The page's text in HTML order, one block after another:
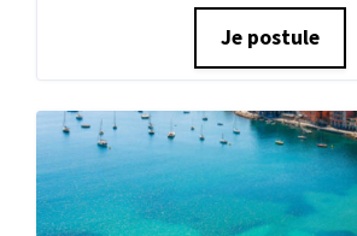
Je postule